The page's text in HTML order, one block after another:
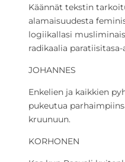
Käännät tekstin
alamaisuudesta
logiikallasi
radikaalia paratiisitasa-
JOHANNES
Enkelien ja kaikkien
pukeutua
kruunuun.
KORHONEN